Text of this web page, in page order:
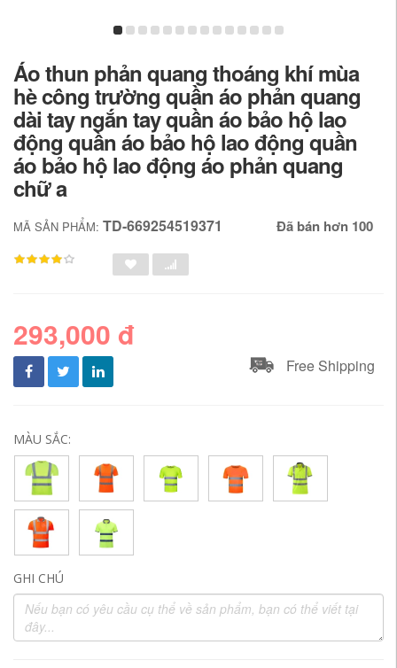
Áo thun phản quang thoáng khí mùa
hè công trường quần áo phản quang
dài tay ngắn tay quần áo bảo hộ lao
động quần áo bảo hộ lao động quần
áo bảo hộ lao động áo phản quang
chữ a
MÃ SẢN PHẨM: TD-669254519371 Đã bán hơn 100
293,000 đ
Free Shipping
MÀU SẮC:
GHI CHÚ